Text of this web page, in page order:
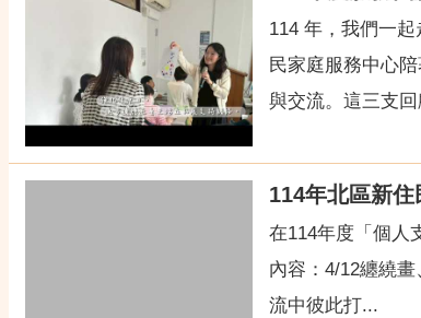
114 年，我們一
民家庭服務中心
與交流。這三支
114年北區新
在114年度「個人
內容：4/12纏繞
流中彼此打...